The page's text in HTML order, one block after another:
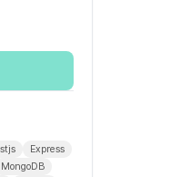
Express
MongoDB